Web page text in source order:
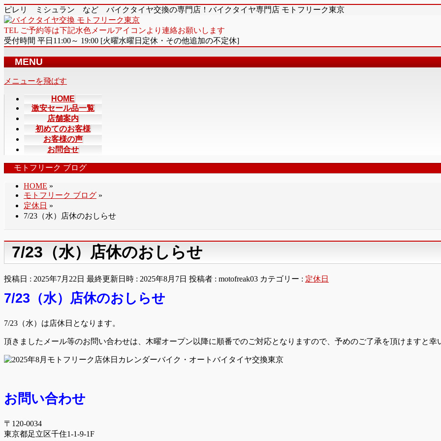
ピレリ ミシュラン など バイクタイヤ交換の専門店！バイクタイヤ専門店 モトフリーク東京
TEL ご予約等は下記水色メールアイコンより連絡お願いします
受付時間 平日11:00～ 19:00 [火曜水曜日定休・その他追加の不定休]
MENU
メニューを飛ばす
HOME
激安セール品一覧
店舗案内
初めてのお客様
お客様の声
お問合せ
モトフリーク ブログ
HOME »
モトフリーク ブログ »
定休日 »
7/23（水）店休のおしらせ
7/23（水）店休のおしらせ
投稿日 : 2025年7月22日 最終更新日時 : 2025年8月7日 投稿者 : motofreak03 カテゴリー : 定休日
7/23（水）店休のおしらせ
7/23（水）は店休日となります。
頂きましたメール等のお問い合わせは、木曜オープン以降に順番でのご対応となりますので、予めのご了承を頂けますと幸
お問い合わせ
〒120-0034
東京都足立区千住1-1-9-1F